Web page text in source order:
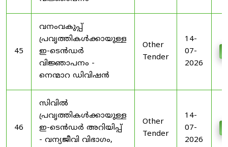
45
വനംവകുപ്പ്
പ്രവൃത്തികൾക്കായുള്ള
ഇ-ടെൻഡർ
വിജ്ഞാപനം -
നെന്മാറ ഡിവിഷൻ
Other
Tender
14-
07-
2026
46
സിവിൽ
പ്രവൃത്തികൾക്കായുള്ള
ഇ-ടെൻഡർ അറിയിപ്പ്
- വന്യജീവി വിഭാഗം,
Other
Tender
14-
07-
2026